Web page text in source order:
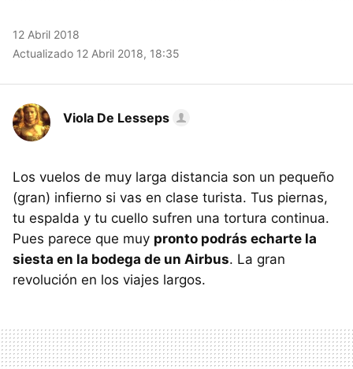
12 Abril 2018
Actualizado 12 Abril 2018, 18:35
Viola De Lesseps
Los vuelos de muy larga distancia son un pequeño
(gran) infierno si vas en clase turista. Tus piernas,
tu espalda y tu cuello sufren una tortura continua.
Pues parece que muy pronto podrás echarte la
siesta en la bodega de un Airbus. La gran
revolución en los viajes largos.